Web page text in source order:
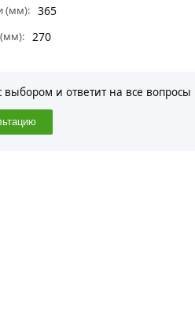
(мм): 365
(мм): 270
выбором и ответит на все вопросы